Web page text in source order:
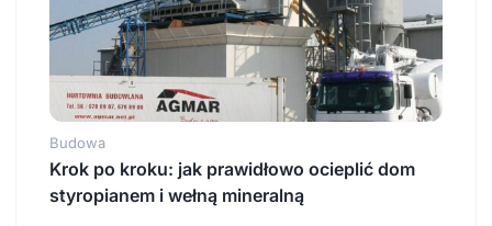
Budowa
Krok po kroku: jak prawidłowo ocieplić dom
styropianem i wełną mineralną